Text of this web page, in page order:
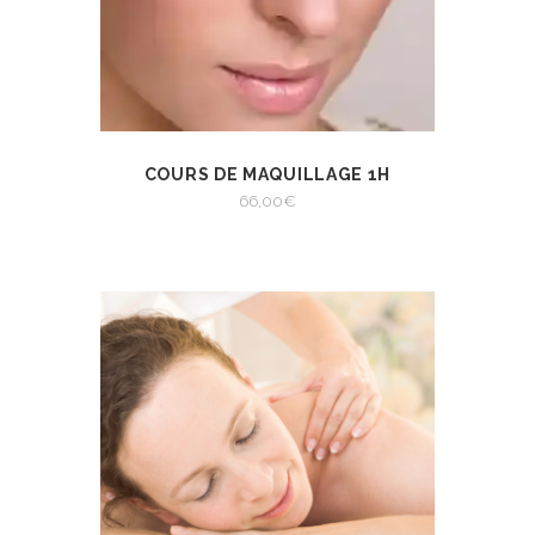
VIEW
AJOUTER AU
PANIER
COURS DE MAQUILLAGE 1H
66,00€